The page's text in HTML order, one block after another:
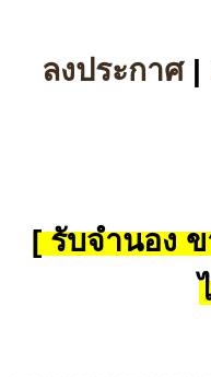
ลงประกาศ|
[ รับจำนอง